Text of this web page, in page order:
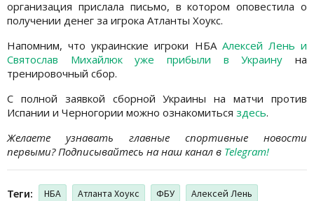
организация прислала письмо, в котором оповестила о
получении денег за игрока Атланты Хоукс.
Напомним, что украинские игроки НБА Алексей Лень и
Святослав Михайлюк уже прибыли в Украину на
тренировочный сбор.
С полной заявкой сборной Украины на матчи против
Испании и Черногории можно ознакомиться здесь.
Желаете узнавать главные спортивные новости
первыми? Подписывайтесь на наш канал в Telegram!
Теги: НБА Атланта Хоукс ФБУ Алексей Лень